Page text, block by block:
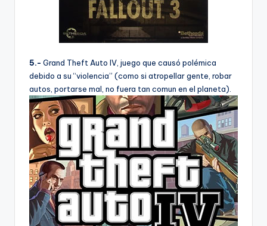
5.- Grand Theft Auto IV, juego que causó polémica
debido a su “violencia” (como si atropellar gente, robar
autos, portarse mal, no fuera tan comun en el planeta).